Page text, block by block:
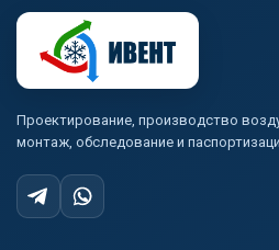
Проектирование, производство
монтаж, обследование и